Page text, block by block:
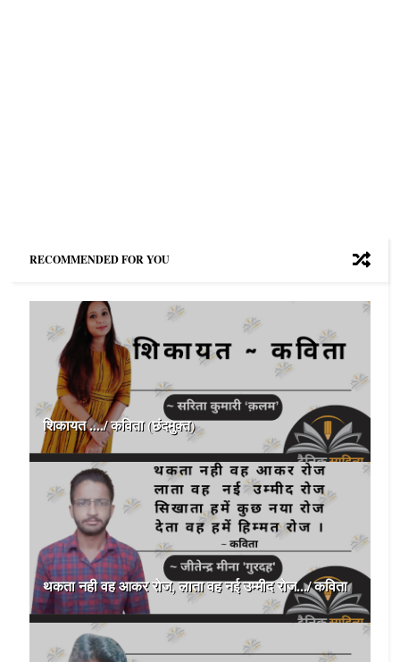
RECOMMENDED FOR YOU
शिकायत ..../ कविता (छंदमुक्त)
थकता नही वह आकर रोज, लाता वह नई उम्मीद रोज.../ कविता